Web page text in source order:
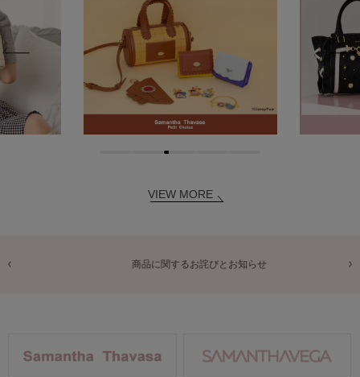
VIEW MORE
商品に関するお詫びとお知らせ